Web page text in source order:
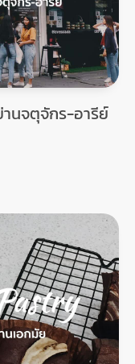
นจตุจักร-อารีย์